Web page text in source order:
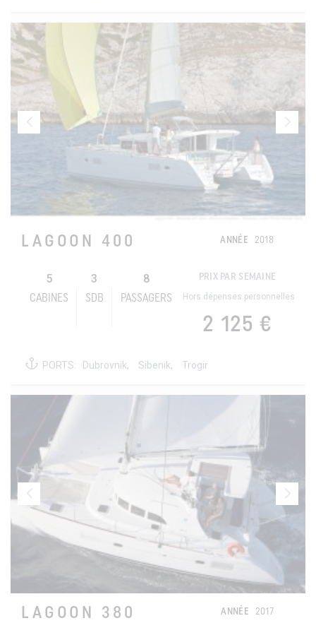
LAGOON 400 ANNÉE 2018
5
CABINES
3
SDB
8
PASSAGERS
PRIX PAR SEMAINE
Hors dépenses personnelles
2 125 €
PORTS: Dubrovnik, Sibenik, Trogir
LAGOON 380 ANNÉE 2017